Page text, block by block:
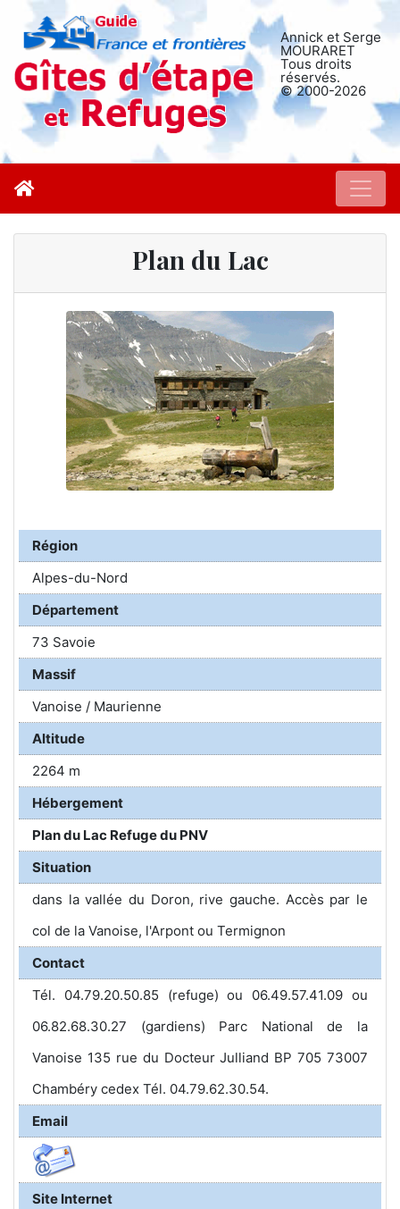
Annick et Serge
MOURARET
Tous droits
réservés.
© 2000-2026
Plan du Lac
Région
Alpes-du-Nord
Département
73 Savoie
Massif
Vanoise / Maurienne
Altitude
2264 m
Hébergement
Plan du Lac Refuge du PNV
Situation
dans la vallée du Doron, rive gauche. Accès par le
col de la Vanoise, l'Arpont ou Termignon
Contact
Tél. 04.79.20.50.85 (refuge) ou 06.49.57.41.09 ou
06.82.68.30.27 (gardiens) Parc National de la
Vanoise 135 rue du Docteur Julliand BP 705 73007
Chambéry cedex Tél. 04.79.62.30.54.
Email
Site Internet